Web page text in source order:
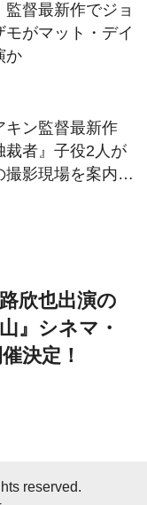
監督最新作でジョ
モがマット・デイ
か
キン監督最新作
裁者』子役2人が
撮影現場を案内！
欣也出演の
』シネマ・
決定！
reserved.